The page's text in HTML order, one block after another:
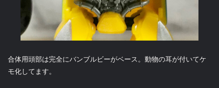
合体用頭部は完全にバンブルビーがベース。動物の耳が付いてケ
モ化してます。